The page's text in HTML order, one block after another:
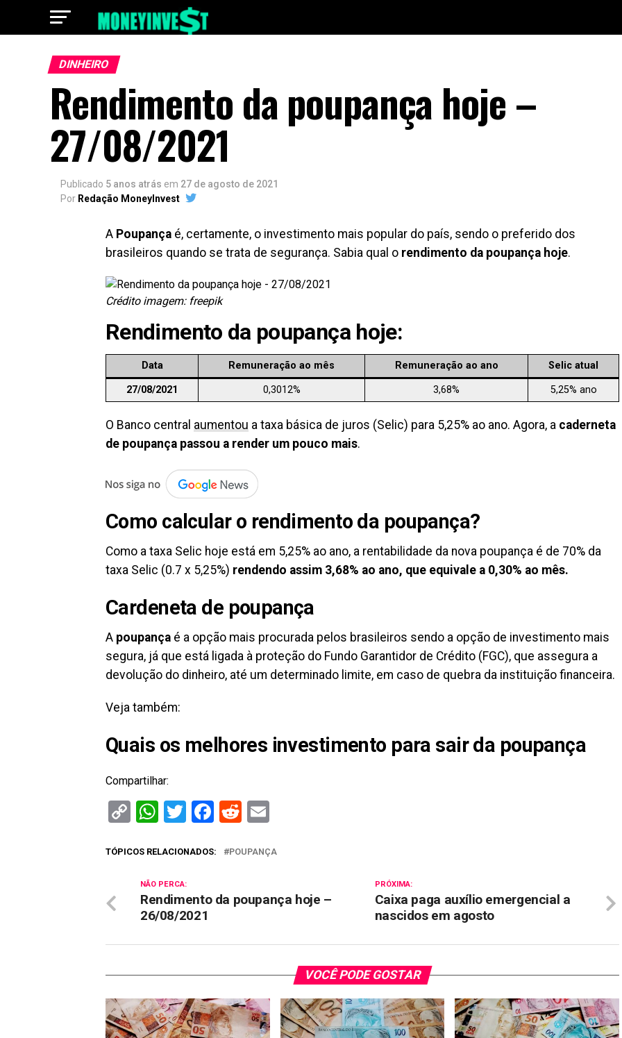
DINHEIRO
Rendimento da poupança hoje –
27/08/2021
Publicado 5 anos atrás em 27 de agosto de 2021
Por Redação MoneyInvest
A Poupança é, certamente, o investimento mais popular do país, sendo o preferido dos
brasileiros quando se trata de segurança. Sabia qual o rendimento da poupança hoje.
Crédito imagem: freepik
Rendimento da poupança hoje:
Data Remuneração ao mês Remuneração ao ano Selic atual
27/08/2021 0,3012% 3,68% 5,25% ano
O Banco central aumentou a taxa básica de juros (Selic) para 5,25% ao ano. Agora, a caderneta
de poupança passou a render um pouco mais.
Como calcular o rendimento da poupança?
Como a taxa Selic hoje está em 5,25% ao ano, a rentabilidade da nova poupança é de 70% da
taxa Selic (0.7 x 5,25%) rendendo assim 3,68% ao ano, que equivale a 0,30% ao mês.
Cardeneta de poupança
A poupança é a opção mais procurada pelos brasileiros sendo a opção de investimento mais
segura, já que está ligada à proteção do Fundo Garantidor de Crédito (FGC), que assegura a
devolução do dinheiro, até um determinado limite, em caso de quebra da instituição financeira.
Veja também:
Quais os melhores investimento para sair da poupança
Compartilhar:
CopyWhatsApp
Twitter
Facebook
Reddit
TÓPICOS RELACIONADOS: POUPANÇA
PRÓXIMA:
Caixa paga auxílio emergencial a
nascidos em agosto
NÃO PERCA:
Rendimento da poupança hoje –
26/08/2021
VOCÊ PODE GOSTAR